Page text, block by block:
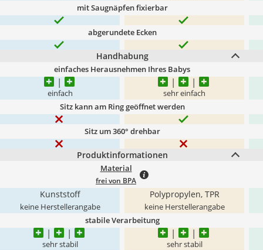
mit Saugnäpfen fixierbar
abgerundete Ecken
Handhabung
einfaches Herausnehmen Ihres Babys
einfach sehr einfach
Sitz kann am Ring geöffnet werden
Sitz um 360° drehbar
Produktinformationen
Material
frei von BPA
Kunststoff
keine Herstellerangabe
Polypropylen, TPR
keine Herstellerangabe
stabile Verarbeitung
sehr stabil sehr stabil